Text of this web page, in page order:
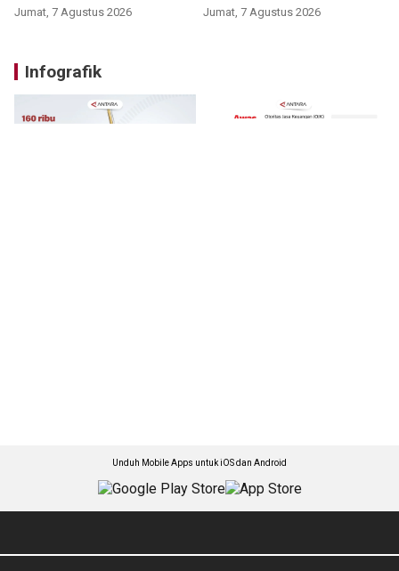
Jumat, 7 Agustus 2026 Jumat, 7 Agustus 2026
Infografik
Unduh Mobile Apps untuk iOS dan Android